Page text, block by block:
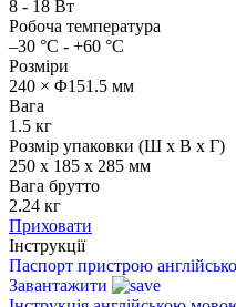
8 - 18 Вт
Робоча температура
–30 °C - +60 °C
Розміри
240 × Φ151.5 мм
Вага
1.5 кг
Розмір упаковки (Ш х В х Г)
250 x 185 x 285 мм
Вага брутто
2.24 кг
Приховати
Інструкції
Паспорт пристрою
Завантажити